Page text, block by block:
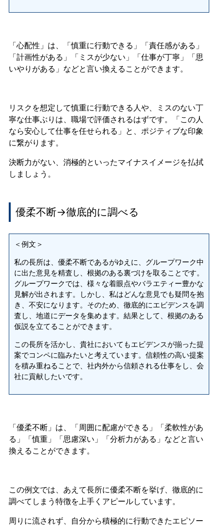
「心配性」は、「慎重に行動できる」「責任感がある」
「計画性がある」「ミスが少ない」「仕事が丁寧」「思
いやりがある」などと言い換えることができます。
リスクを想定して慎重に行動できる人や、ミスのない丁
寧な仕事ぶりは、職場で評価されるはずです。「この人
なら安心して仕事を任せられる」と、ポジティブな印象
に繋がります。
決断力がない、消極的といったマイナスイメージを払拭
しましょう。
優柔不断→徹底的に調べる
＜例文＞
私の長所は、優柔不断であるがゆえに、グループワーク中
に出た意見を精査し、根拠のある裏づけを取ることです。
グループワークでは、様々な着眼点やバラエティー豊かな
見解が出されます。しかし、私はどんな意見でも疑問を抱
き、不安になります。そのため、徹底的にエビデンスを調
査し、地道にデータを集めます。結果として、根拠のある
仮説を立てることができます。
この長所を活かし、貴社においてもエビデンスが揃った提
案でコンペに臨みたいと考えています。信頼性の高い提案
を積み重ねることで、社内外から信頼される仕事をし、会
社に貢献したいです。
「優柔不断」は、「周囲に配慮ができる」「柔軟性があ
る」「慎重」「思慮深い」「分析力がある」などと言い
換えることができます。
この例文では、あえて長所に優柔不断を挙げ、徹底的に
調べてしまう特徴を上手くアピールしています。
周りに流されず、自分から積極的に行動できたエピソー